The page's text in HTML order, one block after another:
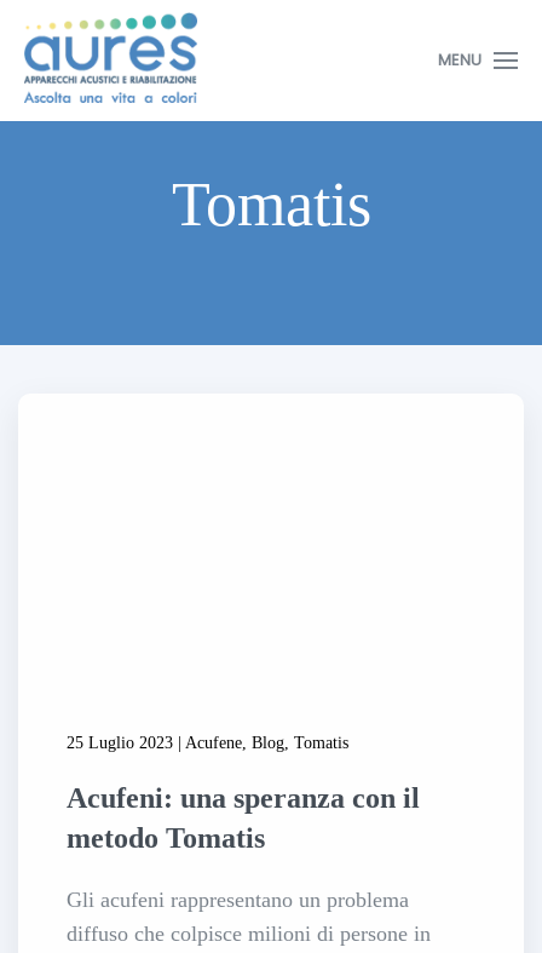
MENU
Tomatis
25 Luglio 2023 | Acufene, Blog, Tomatis
Acufeni: una speranza con il
metodo Tomatis
Gli acufeni rappresentano un problema
diffuso che colpisce milioni di persone in